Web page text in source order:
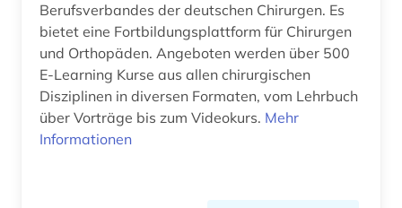
physiotherapie (2)
plastische chirurgie (1)
politik (3)
politische wissenschaft (2)
Berufsverbandes der deutschen Chirurgen. Es
bietet eine Fortbildungsplattform für Chirurgen
und Orthopäden. Angeboten werden über 500
E-Learning Kurse aus allen chirurgischen
Disziplinen in diversen Formaten, vom Lehrbuch
über Vorträge bis zum Videokurs. Mehr
Informationen